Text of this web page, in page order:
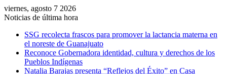
viernes, agosto 7 2026
Noticias de última hora
SSG recolecta frascos para promover la lactancia materna en
el noreste de Guanajuato
Reconoce Gobernadora identidad, cultura y derechos de los
Pueblos Indígenas
Natalia Barajas presenta “Reflejos del Éxito” en Casa